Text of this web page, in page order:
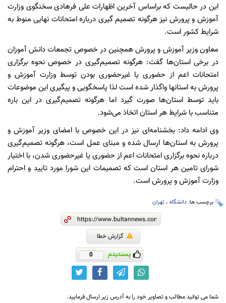
این در حالیست که براساس آخرین اظهارات علی فرهادی سخنگوی وزارت
آموزش و پرورش نیز هرگونه تصمیم گیری درباره امتحانات نهایی منوط به
شرایط کشور است.
معاون وزیر آموزش و پرورش همچنین در خصوص تجمعات دانش آموزان
در برخی استان‌ها گفت: هرگونه تصمیم‌گیری در خصوص نحوه برگزاری
امتحانات اعم از حضوری یا غیرحضوری بودن توسط وزارت آموزش و
پرورش به استانها واگذار شده است لذا پاسخگویی و پیگیری این موضوعات
باید توسط استان‌ها صورت گیرد اما هرگونه تصمیم‌گیری در این باره
متناسب با شرایط هر استان اتخاذ می‌شود.
وی ادامه داد: بخشنامه‌ای نیز در این خصوص با امضای وزیر آموزش و
پرورش به استان‌ها ارسال شده و مبنای عمل است، هرگونه تصمیم‌گیری
درباره نحوه برگزاری امتحانات اعم از حضوری یا غیرحضوری شدن، با اختیار
شورای تامین هر استان است که تصمیمات این شورا مورد تایید و احترام
وزارت آموزش و پرورش است.
برچسب ها: دانشگاه ، تهران
گزارش خطا
پسندیدم 0
شما می توانید مطالب و تصاویر خود را به آدرس زیر ارسال فرمایید.